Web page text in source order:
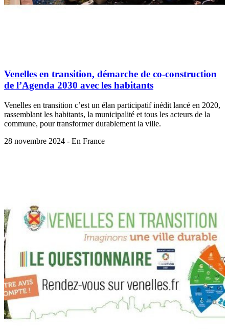
Venelles en transition, démarche de co-construction
de l’Agenda 2030 avec les habitants
Venelles en transition c’est un élan participatif inédit lancé en 2020,
rassemblant les habitants, la municipalité et tous les acteurs de la
commune, pour transformer durablement la ville.
28 novembre 2024 - En France